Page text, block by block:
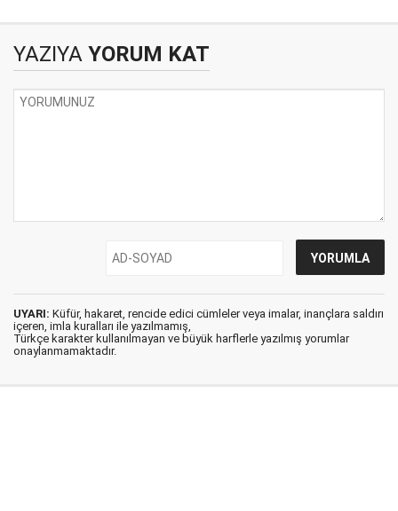
YAZIYA YORUM KAT
UYARI: Küfür, hakaret, rencide edici cümleler veya imalar, inançlara saldırı
içeren, imla kuralları ile yazılmamış,
Türkçe karakter kullanılmayan ve büyük harflerle yazılmış yorumlar
onaylanmamaktadır.